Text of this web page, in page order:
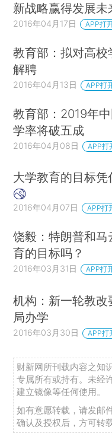
新战略赢得发展未
2016年04月17日 APP打
教育部：拟对高
解聘
2016年04月13日 APP打
教育部：2019年
学率将破五成
2016年04月08日 APP打
大学教育的目标凭
2016年04月07日 APP打
饶毅：特朗普和马
育的目标吗？
2016年03月31日 APP打
机构：新一轮教
局办学
2016年03月30日 APP打
财新网所刊载内容之知
专属所有或持有。未经
建立镜像等任何使用。
如有意愿转载，请发邮
确认及授权后，方可转载